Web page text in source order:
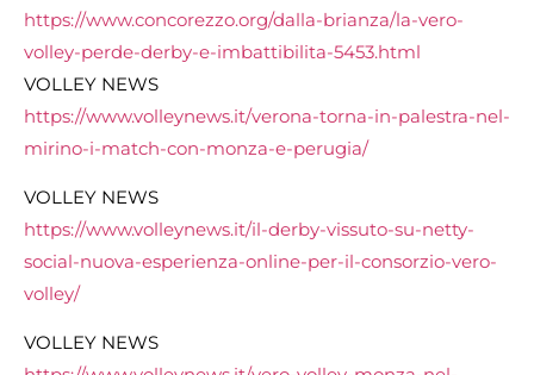
https://www.concorezzo.org/dalla-brianza/la-vero-
volley-perde-derby-e-imbattibilita-5453.html
VOLLEY NEWS
https://www.volleynews.it/verona-torna-in-palestra-nel-
mirino-i-match-con-monza-e-perugia/
VOLLEY NEWS
https://www.volleynews.it/il-derby-vissuto-su-netty-
social-nuova-esperienza-online-per-il-consorzio-vero-
volley/
VOLLEY NEWS